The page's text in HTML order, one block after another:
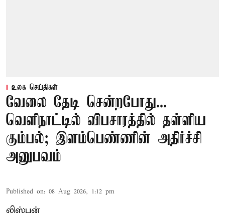
உலக செய்திகள்
வேலை தேடி சென்றபோது...
வெளிநாட்டில் விபசாரத்தில் தள்ளிய
கும்பல்; இளம்பெண்ணின் அதிர்ச்சி
அனுபவம்
Published on: 08 Aug 2026, 1:12 pm
லிஸ்பன்